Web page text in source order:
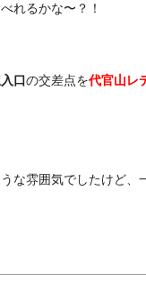
れるかな〜？！
口の交差点を代官山レ
な雰囲気でしたけど、